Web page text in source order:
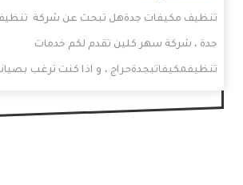
تنظيف مكيفات جدةهل تبحث عن شركة
جدة ، شركة سهر كلين تقدم لكم خدمات
تنظيفمكيفاتبجدةحراج ، و اذا كنت ترغب